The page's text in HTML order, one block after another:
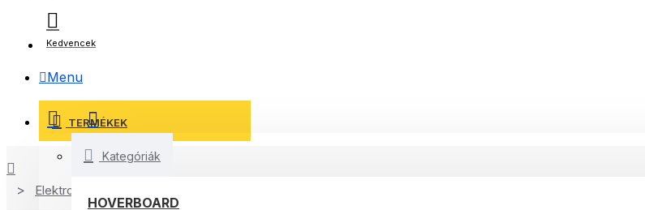
Kedvencek
Menu
TERMÉKEK
Kategóriák
HOVERBOARD
Elektromos Járművek